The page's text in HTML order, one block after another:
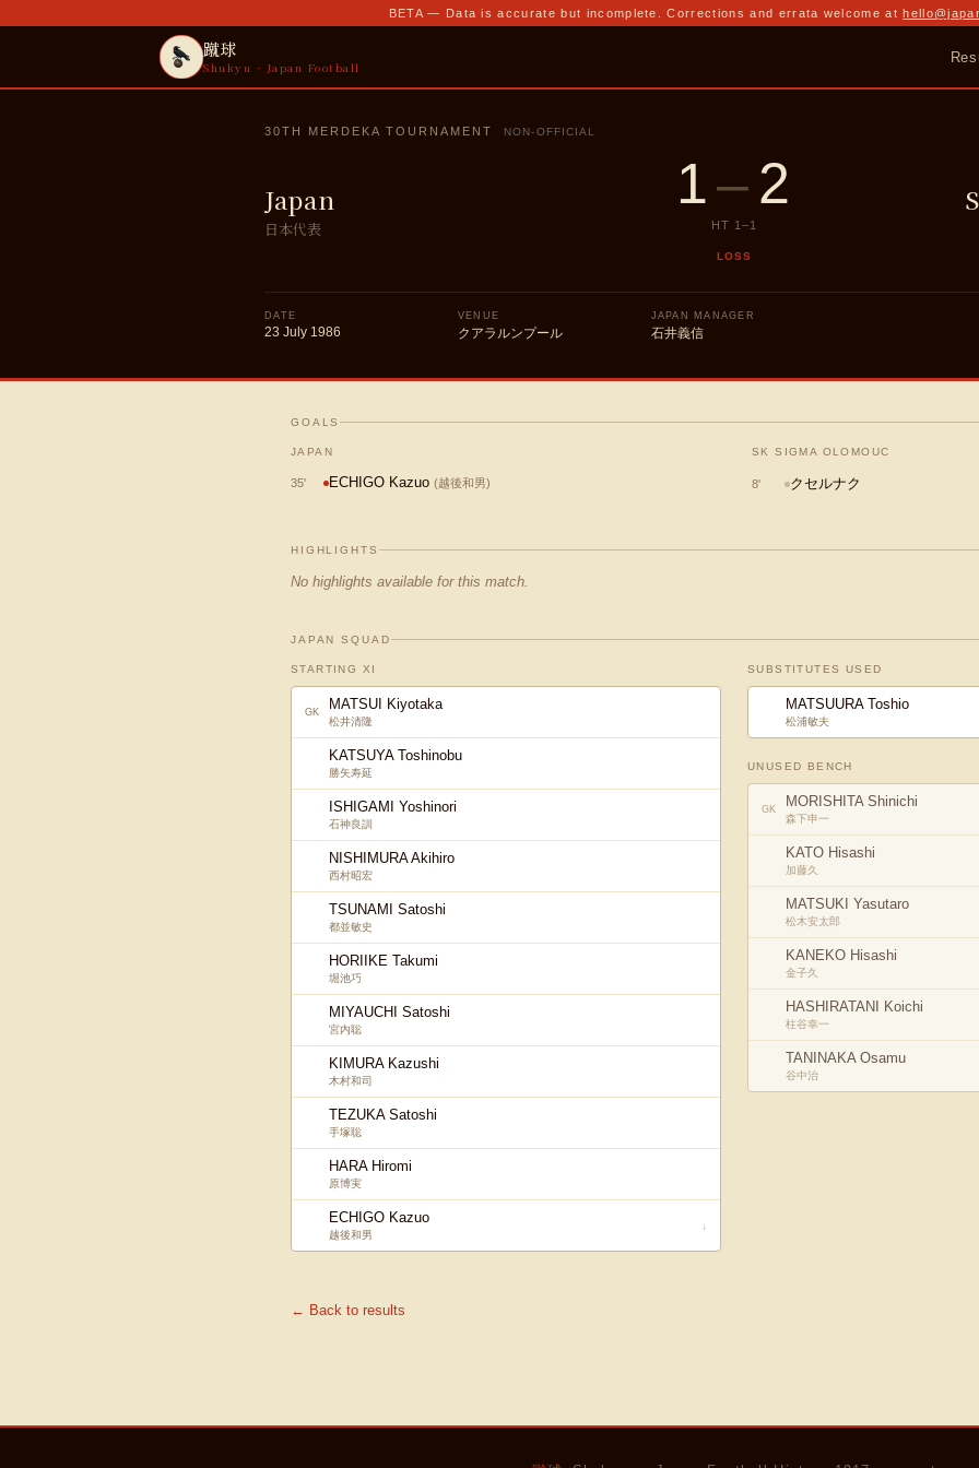
BETA — Data is accurate but incomplete. Corrections and errata welcome at
蹴球
Shukyu · Japan Football
30TH MERDEKA TOURNAMENT NON-OFFICIAL
Japan
日本代表
1–2
HT 1 –1
LOSS
DATE
23 July 1986
VENUE
クアラルンプール
JAPAN MANAGER
石井義信
GOALS
JAPAN
35' ECHIGO Kazuo (越後和男)
SK SIGMA OLOMOUC
8' クセルナク
HIGHLIGHTS
No highlights available for this match.
JAPAN SQUAD
STARTING XI
GK MATSUI Kiyotaka
松井清隆
KATSUYA Toshinobu
勝矢寿延
ISHIGAMI Yoshinori
石神良訓
NISHIMURA Akihiro
西村昭宏
TSUNAMI Satoshi
都並敏史
HORIIKE Takumi
堀池巧
MIYAUCHI Satoshi
宮内聡
KIMURA Kazushi
木村和司
TEZUKA Satoshi
手塚聡
HARA Hiromi
原博実
ECHIGO Kazuo
越後和男
↓
SUBSTITUTES USED
MATSUURA Toshio
松浦敏夫
UNUSED BENCH
GK MORISHITA Shinichi
森下申一
KATO Hisashi
加藤久
MATSUKI Yasutaro
松木安太郎
KANEKO Hisashi
金子久
HASHIRATANI Koichi
柱谷幸一
TANINAKA Osamu
谷中治
← Back to results